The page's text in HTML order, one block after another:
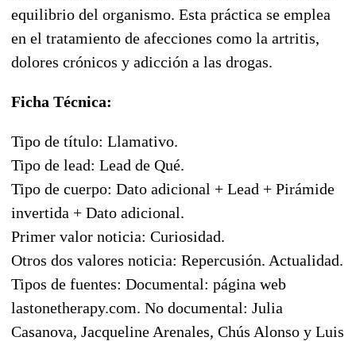
equilibrio del organismo. Esta práctica se emplea
en el tratamiento de afecciones como la artritis,
dolores crónicos y adicción a las drogas.
Ficha Técnica:
Tipo de título: Llamativo.
Tipo de lead: Lead de Qué.
Tipo de cuerpo: Dato adicional + Lead + Pirámide
invertida + Dato adicional.
Primer valor noticia: Curiosidad.
Otros dos valores noticia: Repercusión. Actualidad.
Tipos de fuentes: Documental: página web
lastonetherapy.com. No documental: Julia
Casanova, Jacqueline Arenales, Chús Alonso y Luis